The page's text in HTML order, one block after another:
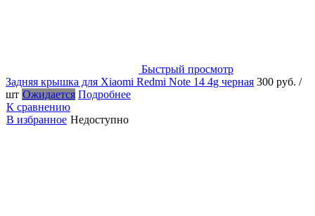
Быстрый просмотр
Задняя крышка для Xiaomi Redmi Note 14 4g черная 300 руб. /
шт Ожидается Подробнее
К сравнению
В избранное Недоступно